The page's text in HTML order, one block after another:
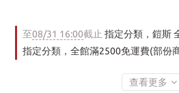
至08/31 16:00截止 指定分類，鎧斯
指定分類，全館滿2500免運費(部份
查看更多